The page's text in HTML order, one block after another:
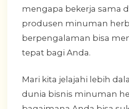
mengapa bekerja sama
produsen minuman
berpengalaman bisa
tepat bagi Anda.
Mari kita jelajahi lebih
dunia bisnis minuman